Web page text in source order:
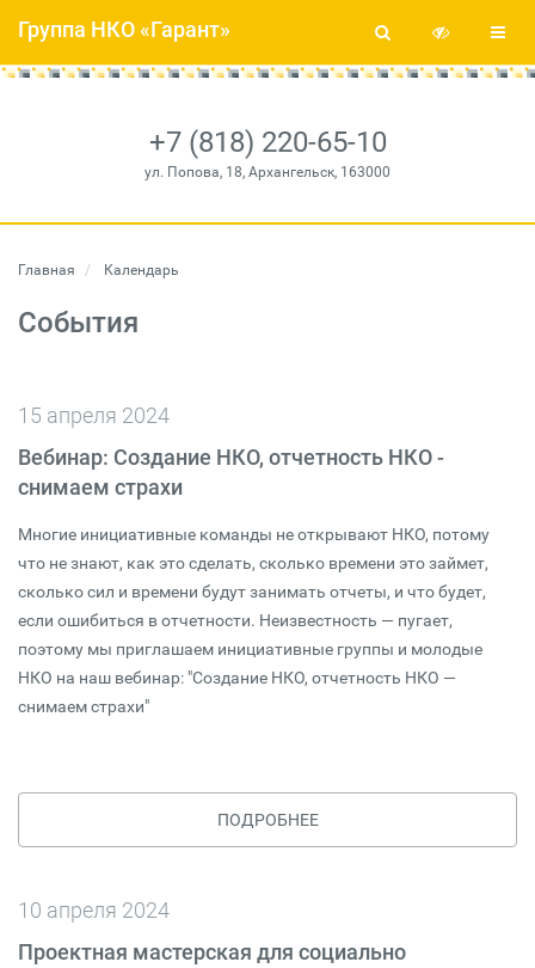
+7 (818) 220-65-10
ул. Попова, 18, Архангельск, 163000
Группа НКО «Гарант»
Главная Календарь
События
15 апреля 2024
Вебинар: Создание НКО, отчетность НКО -
снимаем страхи
Многие инициативные команды не открывают НКО, потому
что не знают, как это сделать, сколько времени это займет,
сколько сил и времени будут занимать отчеты, и что будет,
если ошибиться в отчетности. Неизвестность — пугает,
поэтому мы приглашаем инициативные группы и молодые
НКО на наш вебинар: "Создание НКО, отчетность НКО —
снимаем страхи"
ПОДРОБНЕЕ
10 апреля 2024
Проектная мастерская для социально